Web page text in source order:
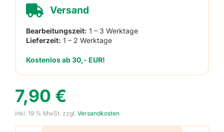
Versand
Bearbeitungszeit: 1 – 3 Werktage
Lieferzeit: 1 – 2 Werktage
Kostenlos ab 30,- EUR!
7,90 €
inkl. 19 % MwSt. zzgl. Versandkosten